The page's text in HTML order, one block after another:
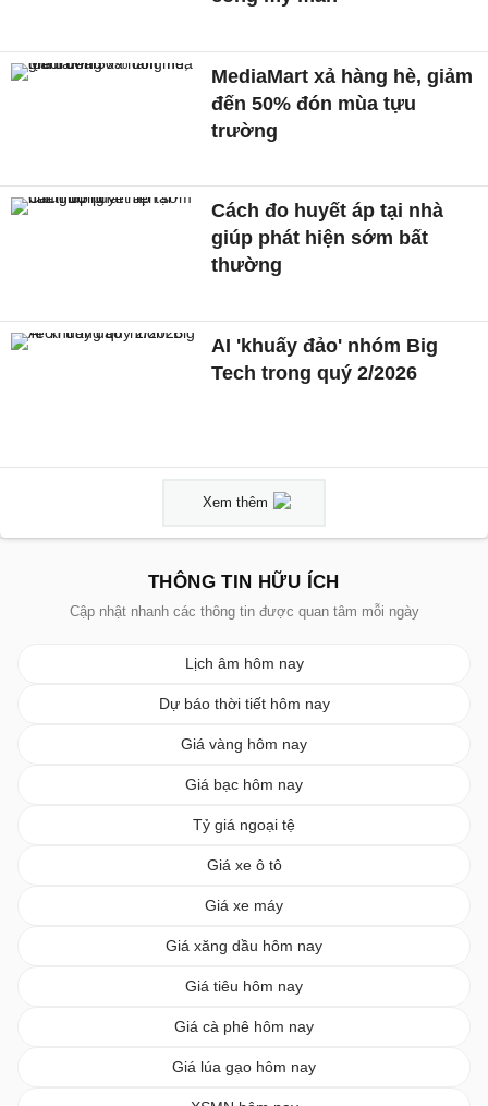
MediaMart xả hàng hè, giảm
đến 50% đón mùa tựu
trường
Cách đo huyết áp tại nhà
giúp phát hiện sớm bất
thường
AI 'khuấy đảo' nhóm Big
Tech trong quý 2/2026
Xem thêm
THÔNG TIN HỮU ÍCH
Cập nhật nhanh các thông tin được quan tâm mỗi ngày
Lịch âm hôm nay
Dự báo thời tiết hôm nay
Giá vàng hôm nay
Giá bạc hôm nay
Tỷ giá ngoại tệ
Giá xe ô tô
Giá xe máy
Giá xăng dầu hôm nay
Giá tiêu hôm nay
Giá cà phê hôm nay
Giá lúa gạo hôm nay